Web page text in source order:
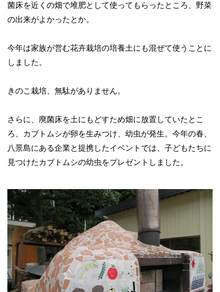
菌床を近くの畑で堆肥として使ってもらったところ、野菜
の出来がよかったとか。
今年は家族が営む花卉栽培の培養土にも混ぜて使うことに
しました。
きのこ栽培、無駄がありません。
さらに、廃菌床を土にもどすため畑に放置していたとこ
ろ、カブトムシが卵を生みつけ、幼虫が発生。今年の春、
八景島にある企業と提携したイベントでは、子どもたちに
見つけたカブトムシの幼虫をプレゼントしました。